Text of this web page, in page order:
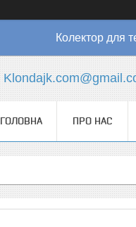
Колектор для
ГОЛОВНА ПРО НАС